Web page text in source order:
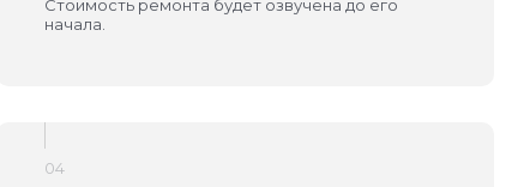
Стоимость ремонта будет озвучена до его
начала.
04